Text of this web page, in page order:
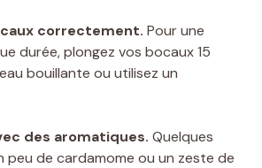
correctement. Pour une
durée, plongez vos bocaux 15
bouillante ou utilisez un
des aromatiques. Quelques
peu de cardamome ou un zeste de